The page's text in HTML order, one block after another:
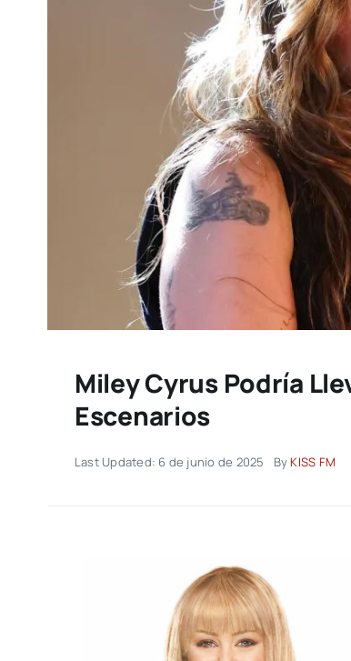
Miley Cyrus Podría
Escenarios
Last Updated: 6 de junio de 2025 By KISS FM